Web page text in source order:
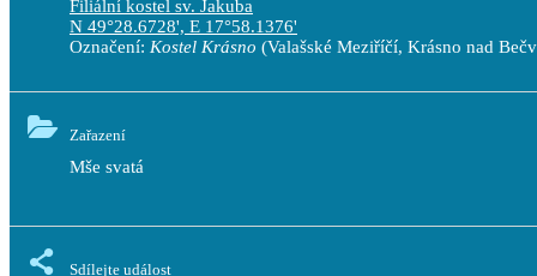
Filiální kostel sv. Jakuba
N 49°28.6728', E 17°58.1376'
Označení: Kostel Krásno (Valašské Meziříčí, Krásno nad
Zařazení
Mše svatá
Sdílejte událost